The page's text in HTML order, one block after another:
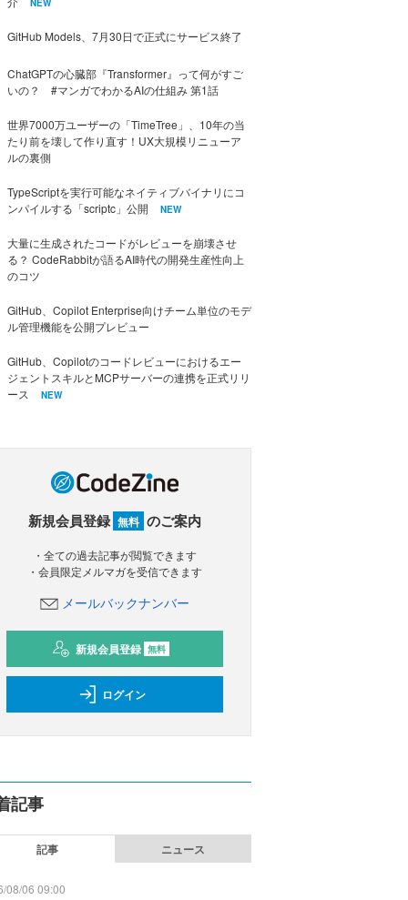
NEW
GitHub Models、7月30日で正式にサービス終了
ChatGPTの心臓部『Transformer』って何がすご
いの？ #マンガでわかるAIの仕組み 第1話
世界7000万ユーザーの「TimeTree」、10年の当
たり前を壊して作り直す！UX大規模リニューア
ルの裏側
TypeScriptを実行可能なネイティブバイナリにコ
ンパイルする「scriptc」公開
NEW
大量に生成されたコードがレビューを崩壊させ
る？ CodeRabbitが語るAI時代の開発生産性向上
のコツ
GitHub、Copilot Enterprise向けチーム単位のモデ
ル管理機能を公開プレビュー
GitHub、Copilotのコードレビューにおけるエー
ジェントスキルとMCPサーバーの連携を正式リリ
ース
NEW
新規会員登録 無料 のご案内
・全ての過去記事が閲覧できます
・会員限定メルマガを受信できます
メールバックナンバー
新規会員登録 無料
ログイン
記事
記事 ニュース
08/06 09:00